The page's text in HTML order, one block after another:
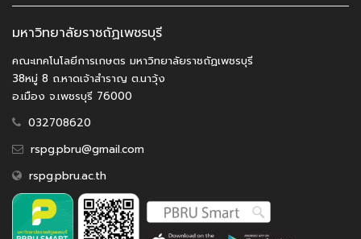
มหาวิทยาลัยราชถัฏเพชรบุรี
คณะเทคโนโลยีการเกษตร มหาวิทยาลัยราชถัฏเพชรบุรี
38หมู่ 8 ถ.หาดเจ้าสำราญ ต.นาวุ้ง
อ.เมือง จ.เพชรบุรี 76000
032708620
rspg.pbru@gmail.com
rspg.pbru.ac.th